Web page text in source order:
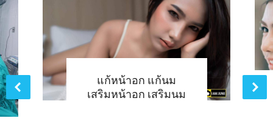
แก้หน้าอก แก้นม
เสริมหน้าอก เสริมนม